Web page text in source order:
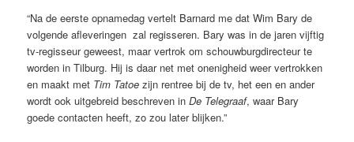
“Na de eerste opnamedag vertelt Barnard me dat Wim Bary de
volgende afleveringen zal regisseren. Bary was in de jaren vijftig
tv-regisseur geweest, maar vertrok om schouwburgdirecteur te
worden in Tilburg. Hij is daar net met onenigheid weer vertrokken
en maakt met Tim Tatoe zijn rentree bij de tv, het een en ander
wordt ook uitgebreid beschreven inDe Telegraaf, waar Bary
goede contacten heeft, zo zou later blijken.”